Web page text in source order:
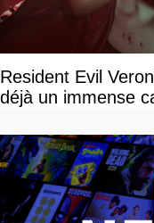
Resident Evil
déjà un immense